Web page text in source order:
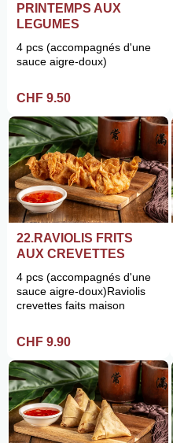
PRINTEMPS AUX
LEGUMES
4 pcs (accompagnés d'une
sauce aigre-doux)
CHF 9.50
22.RAVIOLIS FRITS
AUX CREVETTES
4 pcs (accompagnés d'une
sauce aigre-doux)Raviolis
crevettes faits maison
CHF 9.90